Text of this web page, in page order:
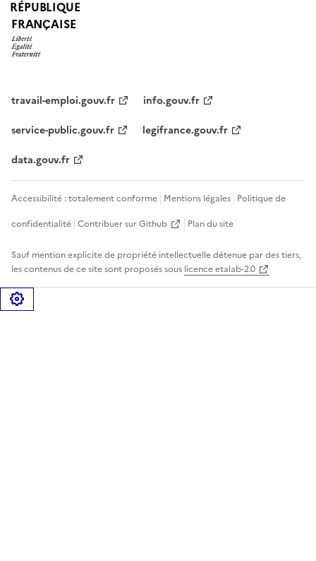
RÉPUBLIQUE
FRANÇAISE
travail-emploi.gouv.fr
info.gouv.fr
service-public.gouv.fr
legifrance.gouv.fr
data.gouv.fr
Accessibilité : totalement conforme Mentions légales Politique de
confidentialité Contribuer sur Github Plan du site
Sauf mention explicite de propriété intellectuelle détenue par des tiers,
les contenus de ce site sont proposés sous licence etalab-2.0
Gérer les cookies